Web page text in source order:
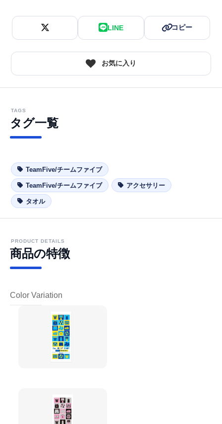
LINE コピー
お気に入り
TAGS
タグ一覧
TeamFive/チームファイブ
TeamFive/チームファイブ アクセサリー
タオル
PRODUCT DETAILS
商品の特徴
Color Variation